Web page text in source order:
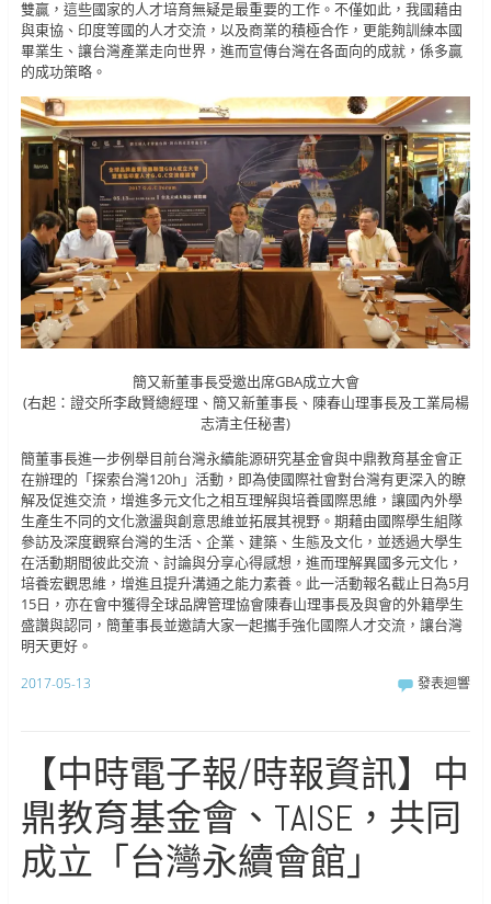
雙贏，這些國家的人才培育無疑是最重要的工作。不僅如此，我國藉由
與東協、印度等國的人才交流，以及商業的積極合作，更能夠訓練本國
畢業生、讓台灣產業走向世界，進而宣傳台灣在各面向的成就，係多贏
的成功策略。
簡又新董事長受邀出席GBA成立大會
(右起：證交所李啟賢總經理、簡又新董事長、陳春山理事長及工業局楊
志清主任秘書)
簡董事長進一步例舉目前台灣永續能源研究基金會與中鼎教育基金會正
在辦理的「探索台灣120h」活動，即為使國際社會對台灣有更深入的瞭
解及促進交流，增進多元文化之相互理解與培養國際思維，讓國內外學
生產生不同的文化激盪與創意思維並拓展其視野。期藉由國際學生組隊
參訪及深度觀察台灣的生活、企業、建築、生態及文化，並透過大學生
在活動期間彼此交流、討論與分享心得感想，進而理解異國多元文化，
培養宏觀思維，增進且提升溝通之能力素養。此一活動報名截止日為5月
15日，亦在會中獲得全球品牌管理協會陳春山理事長及與會的外籍學生
盛讚與認同，簡董事長並邀請大家一起攜手強化國際人才交流，讓台灣
明天更好。
2017-05-13 發表迴響
【中時電子報/時報資訊】中
鼎教育基金會、TAISE，共同
成立「台灣永續會館」